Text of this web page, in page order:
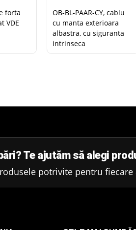
forta
VDE
OB-BL-PAAR-CY, cablu
cu manta exterioara
albastra, cu siguranta
intrinseca
Te ajutăm să alegi
potrivite pentru